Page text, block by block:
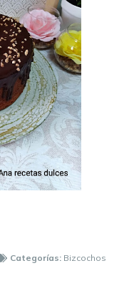
Categorías: Bizcochos